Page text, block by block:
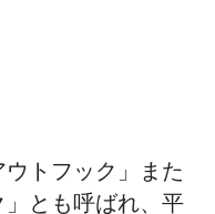
トフック」また
とも呼ばれ、平